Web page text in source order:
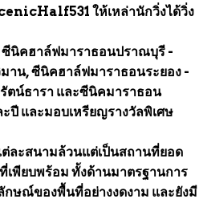
ให้เหล่านักวิ่งได้วิ่ง
ซีนิคฮาล์ฟมาราธอนปราณบุรี -
าน, ซีนิคฮาล์ฟมาราธอนระยอง -
ตน์ธารา และซีนิคมาราธอน
ปี และมอบเหรียญรางวัลพิเศษ
ต่ละสนามล้วนแต่เป็นสถานที่ยอด
เพียบพร้อม ทั้งด้านมาตรฐานการ
กษณ์ของพื้นที่อย่างงดงาม และยังมี